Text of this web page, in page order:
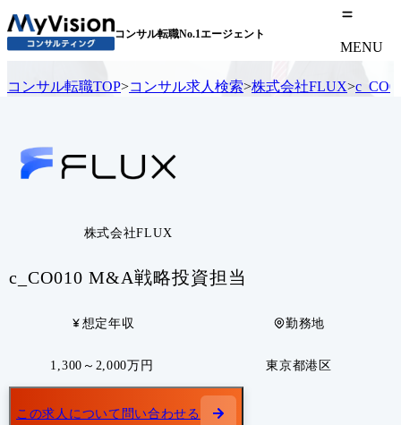
コンサル転職No.1エージェント
MENU
コンサル転職TOP>コンサル求人検索>株式会社FLUX>
株式会社FLUX
c_CO010 M&A戦略投資担当
想定年収
1,300～2,000万円
勤務地
東京都港区
この求人について問い合わせる